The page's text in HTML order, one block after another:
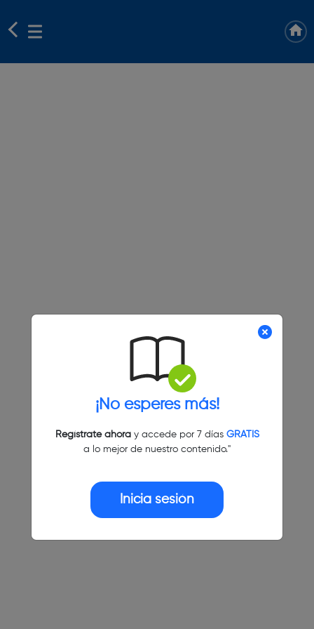
¡No esperes más!
Regístrate ahoray accede por 7 días GRATIS
a lo mejor de nuestro contenido."
Inicia sesión